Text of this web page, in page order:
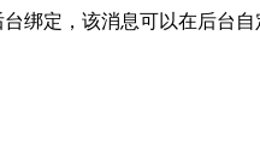
绑定，该消息可以在后台自